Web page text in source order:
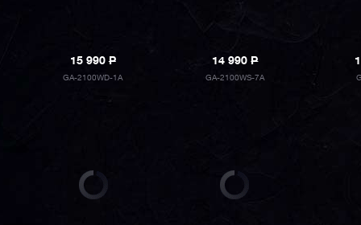
15 990P
GA-2100WD-1A
14 990P
GA-2100WS-7A